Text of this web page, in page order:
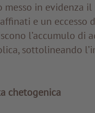
in evidenza
e un eccesso
l’accumulo di
sottolineando
chetogenica